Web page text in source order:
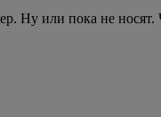
Ну или пока не